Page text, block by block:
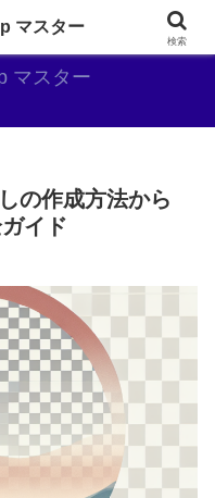
ぱり最強
マスター
の作成方法から
イド
マスター
検索